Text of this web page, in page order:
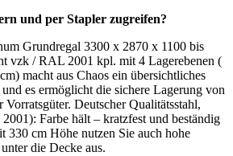
und per Stapler zugreifen?
Grundregal 3300 x 2870 x 1100 bis
vzk / RAL 2001 kpl. mit 4 Lagerebenen (
macht aus Chaos ein übersichtliches
es ermöglicht die sichere Lagerung von
Vorratsgüter. Deutscher Qualitätsstahl,
Farbe hält – kratzfest und beständig
330 cm Höhe nutzen Sie auch hohe
die Decke aus.